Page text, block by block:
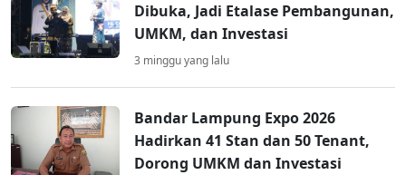
Dibuka, Jadi Etalase Pembangunan,
UMKM, dan Investasi
3 minggu yang lalu
Bandar Lampung Expo 2026
Hadirkan 41 Stan dan 50 Tenant,
Dorong UMKM dan Investasi